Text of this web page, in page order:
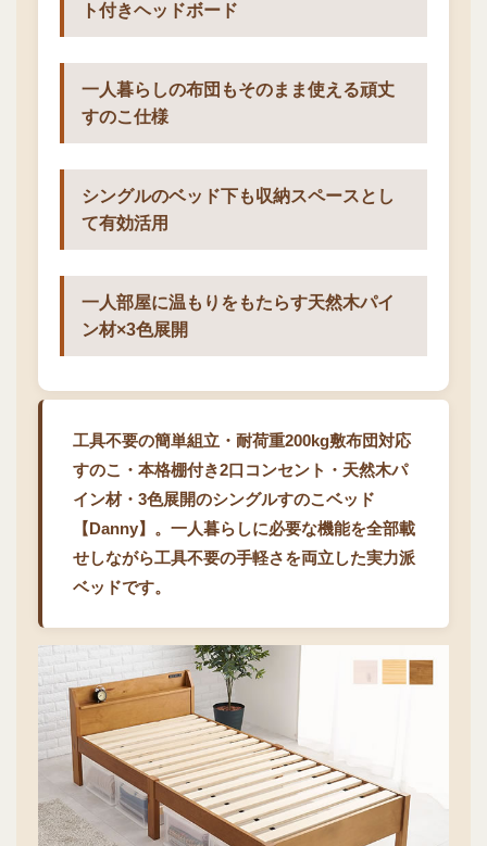
ト付きヘッドボード
一人暮らしの布団もそのまま使える頑丈
すのこ仕様
シングルのベッド下も収納スペースとし
て有効活用
一人部屋に温もりをもたらす天然木パイ
ン材×3色展開
工具不要の簡単組立・耐荷重200kg敷布団対応
すのこ・本格棚付き2口コンセント・天然木パ
イン材・3色展開のシングルすのこベッド
【Danny】。一人暮らしに必要な機能を全部載
せしながら工具不要の手軽さを両立した実力派
ベッドです。